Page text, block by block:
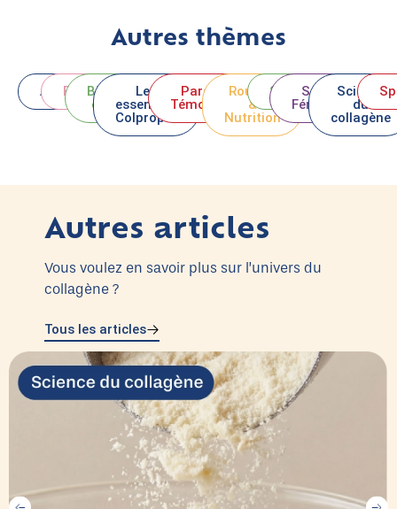
Autres thèmes
ActifsBeautéBien-
être
Les
essentiels
Colpropur
Paroles et
Témoignages
Routine
&
Nutrition
SantéSanté
Féminine
Science
du
collagène
Autres articles
Vous voulez en savoir plus sur l’univers du
collagène ?
Tous les articles